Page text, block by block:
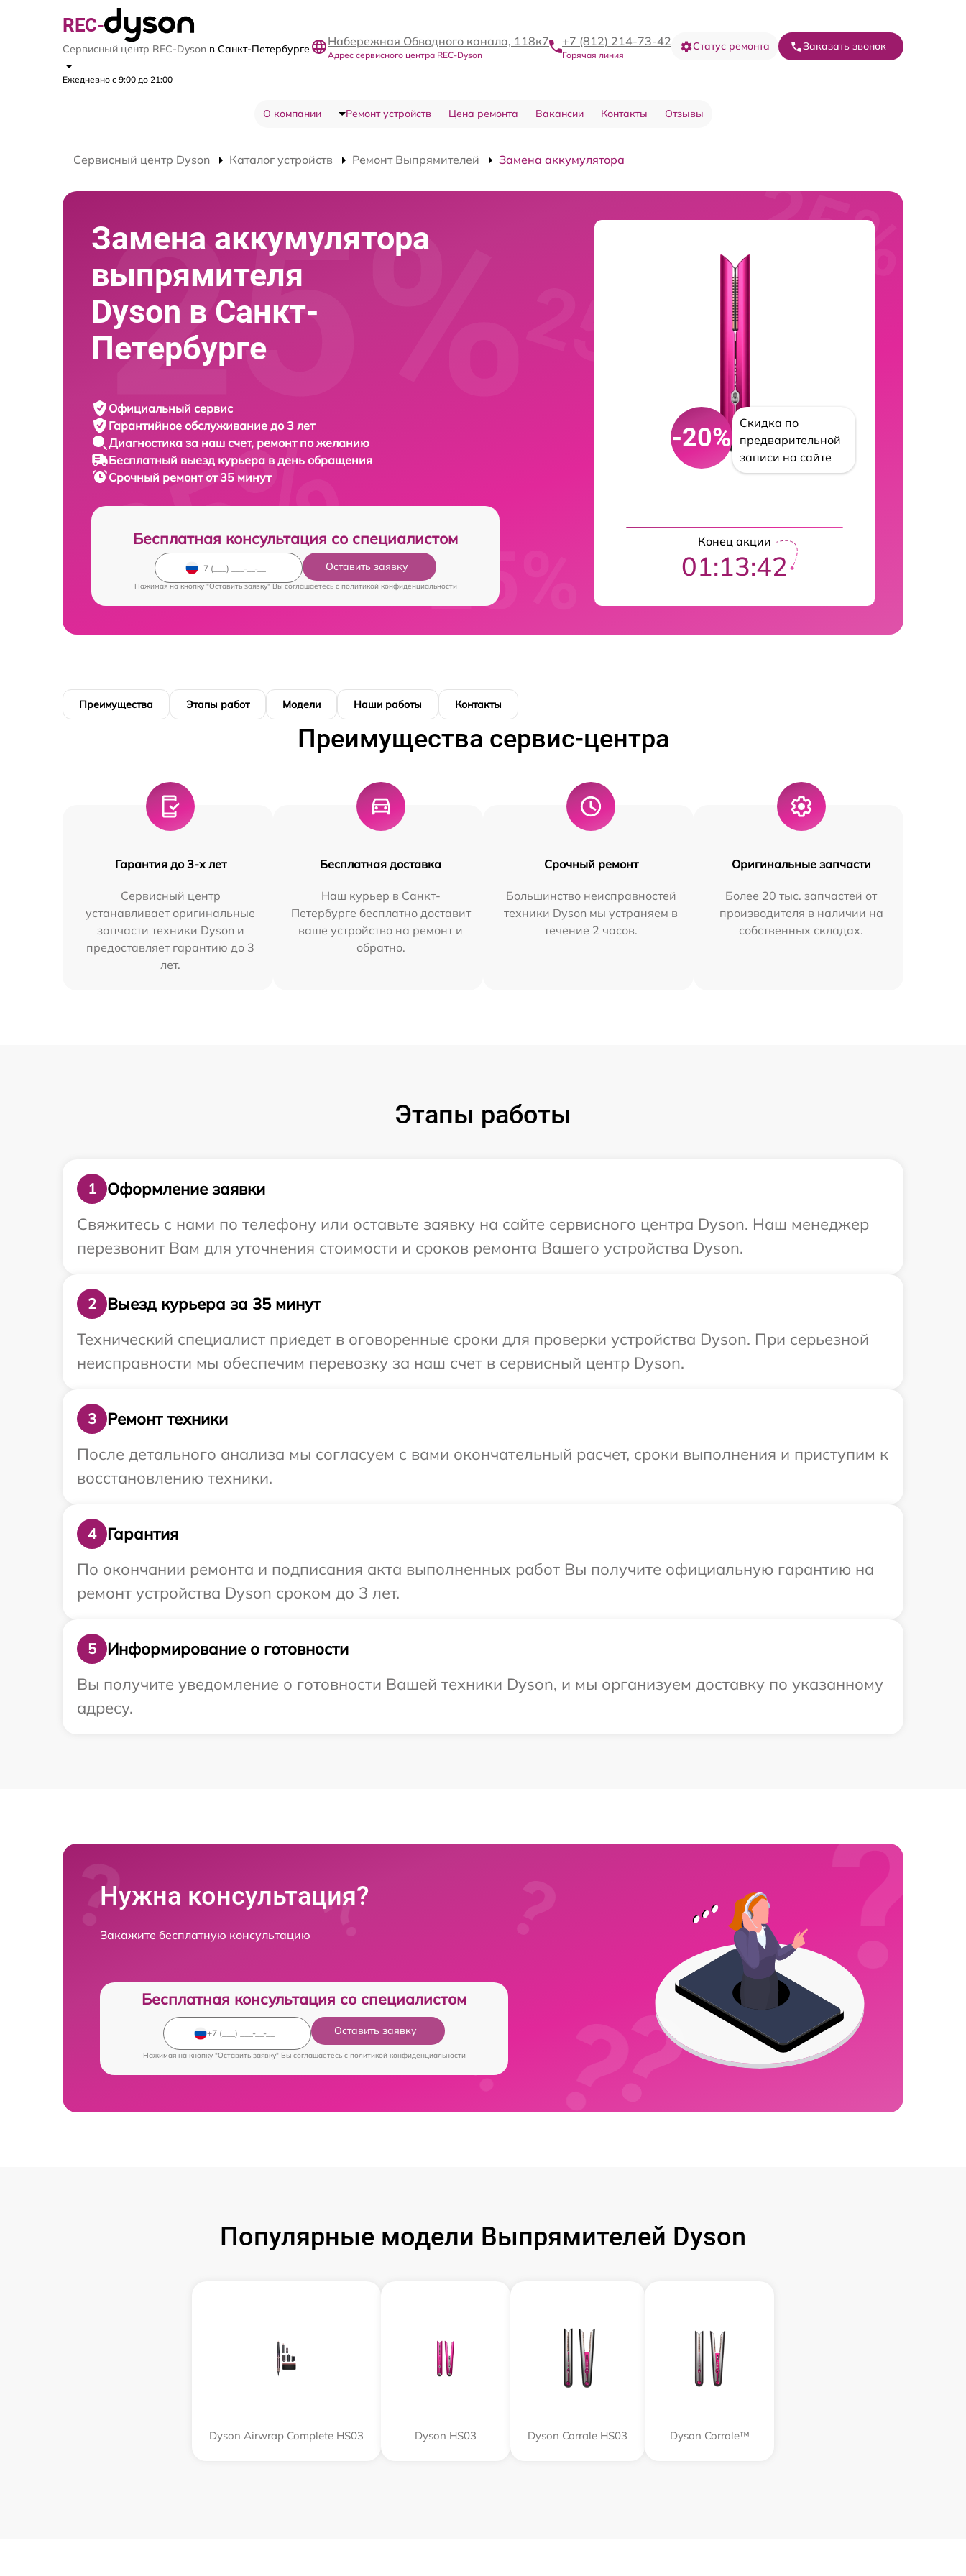
REC-
Сервисный центр REC-Dyson в Санкт-Петербурге
Ежедневно с 9:00 до 21:00
Набережная Обводного канала, 118к7
Адрес сервисного центра REC-Dyson
+7 (812) 214-73-42
Горячая линия
Статус ремонта Заказать звонок
О компании Ремонт устройств Цена ремонта Вакансии Контакты Отзывы
Сервисный центр Dyson Каталог устройств Ремонт Выпрямителей Замена аккумулятора
Замена аккумулятора
выпрямителя
Dyson в Санкт-
Петербурге
Официальный сервис
Гарантийное обслуживание до 3 лет
Диагностика за наш счет, ремонт по желанию
Бесплатный выезд курьера в день обращения
Срочный ремонтот 35 минут
Бесплатная консультация со специалистом
Оставить заявку
Нажимая на кнопку "Оставить заявку" Вы соглашаетесь c политикой конфиденциальности
-20%
Скидка по
предварительной
записи на сайте
Конец акции
01:13:42
Преимущества Этапы работ Модели Наши работы Контакты
Преимущества сервис-центра
Гарантия до 3-х лет
Сервисный центр
устанавливает оригинальные
запчасти техники Dyson и
предоставляет гарантию до 3
лет.
Бесплатная доставка
Наш курьер в Санкт-
Петербурге бесплатно доставит
ваше устройство на ремонт и
обратно.
Срочный ремонт
Большинство неисправностей
техники Dyson мы устраняем в
течение 2 часов.
Оригинальные запчасти
Более 20 тыс. запчастей от
производителя в наличии на
собственных складах.
Этапы работы
1
Оформление заявки
Свяжитесь с нами по телефону или оставьте заявку на сайте сервисного центра Dyson. Наш менеджер
перезвонит Вам для уточнения стоимости и сроков ремонта Вашего устройства Dyson.
2
Выезд курьера за 35 минут
Технический специалист приедет в оговоренные сроки для проверки устройства Dyson. При серьезной
неисправности мы обеспечим перевозку за наш счет в сервисный центр Dyson.
3
Ремонт техники
После детального анализа мы согласуем с вами окончательный расчет, сроки выполнения и приступим к
восстановлению техники.
4
Гарантия
По окончании ремонта и подписания акта выполненных работ Вы получите официальную гарантию на
ремонт устройства Dyson сроком до 3 лет.
5
Информирование о готовности
Вы получите уведомление о готовности Вашей техники Dyson, и мы организуем доставку по указанному
адресу.
Нужна консультация?
Закажите бесплатную консультацию
Бесплатная консультация со специалистом
Оставить заявку
Нажимая на кнопку "Оставить заявку" Вы соглашаетесь c политикой конфиденциальности
Популярные модели Выпрямителей Dyson
Dyson Airwrap Complete HS03 Dyson HS03 Dyson Corrale HS03 Dyson Corrale™